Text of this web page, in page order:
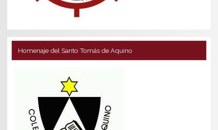
Homenaje del Santo Tomás de Aquino